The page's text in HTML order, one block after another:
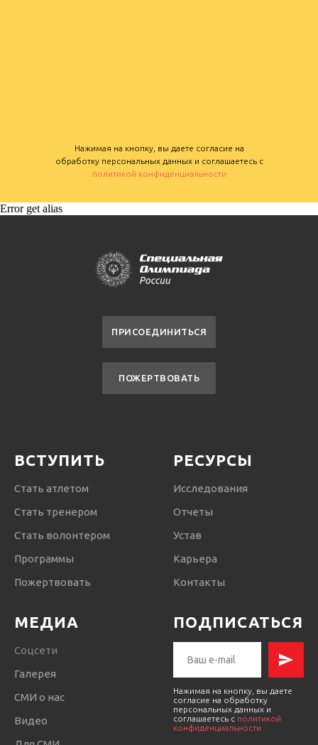
Нажимая на кнопку, вы даете согласие на
обработку персональных данных и соглашаетесь c
политикой конфиденциальности
Error get alias
ПРИСОЕДИНИТЬСЯ
ПОЖЕРТВОВАТЬ
ВСТУПИТЬ
Стать атлетом
Стать тренером
Стать волонтером
Программы
Пожертвовать
РЕСУРСЫ
Исследования
Отчеты
Устав
Карьера
Контакты
МЕДИА
Соцсети
Галерея
СМИ о нас
Видео
ПОДПИСАТЬСЯ
Нажимая на кнопку, вы даете
согласие на обработку
персональных данных и
соглашаетесь c политикой
конфиденциальности